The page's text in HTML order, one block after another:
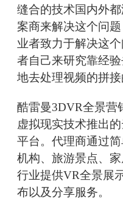
缝合的技术国内外
案商来解决这个问
业者致力于解决这
者自己来研究靠经
地去处理视频的拼接
酷雷曼3DVR全景营
虚拟现实技术推出
平台。代理商通过
机构、旅游景点、家
行业提供VR全景展
布以及分享服务。